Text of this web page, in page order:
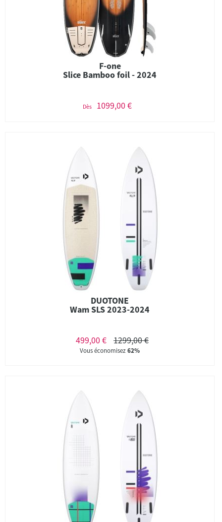
F-one
Slice Bamboo foil - 2024
Dès 1099,00 €
DUOTONE
Wam SLS 2023-2024
499,00 € 1299,00 €
Vous économisez62%